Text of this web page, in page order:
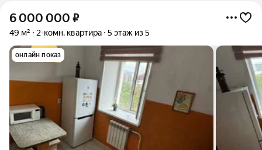
6 000 000 ₽
49 м² 2-комн. квартира 5 этаж из 5
онлайн показ